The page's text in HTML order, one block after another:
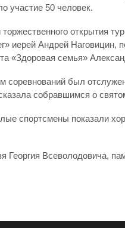
участие 50 человек.
открытия
иерей Андрей Наговицин,
«Здоровая семья»
соревнований был
собравшимся о
спортсмены показали
Георгия Всеволодовича,